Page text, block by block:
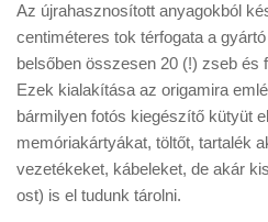
Az újrahasznosított anyagokból
centiméteres tok térfogata a
belsőben összesen 20 (!) zseb és
Ezek kialakítása az origamira
bármilyen fotós kiegészítő kütyüt
memóriakártyákat, töltőt, tartalék
vezetékeket, kábeleket, de akár
ost) is el tudunk tárolni.